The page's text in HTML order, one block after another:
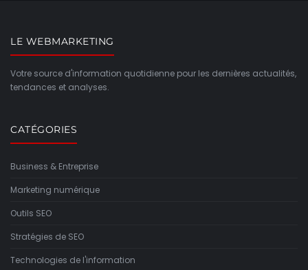
LE WEBMARKETING
Votre source d'information quotidienne pour les dernières actualités,
tendances et analyses.
CATÉGORIES
Business & Entreprise
Marketing numérique
Outils SEO
Stratégies de SEO
Technologies de l'information